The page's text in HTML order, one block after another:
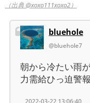
（出典 @xoxo111xoxo2）
bluehole
@bluehole7
朝から冷たい雨
力需給ひっ迫警